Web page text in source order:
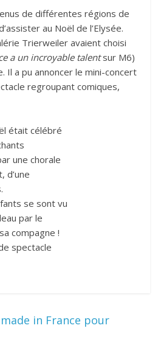
de différentes régions de
au Noël de l’Elysée.
Trierweiler avaient choisi
a un incroyable talentsur M6)
Il a pu annoncer le mini-concert
regroupant comiques,
était célébré
une chorale
d’une
se sont vu
par le
compagne !
spectacle
in France pour